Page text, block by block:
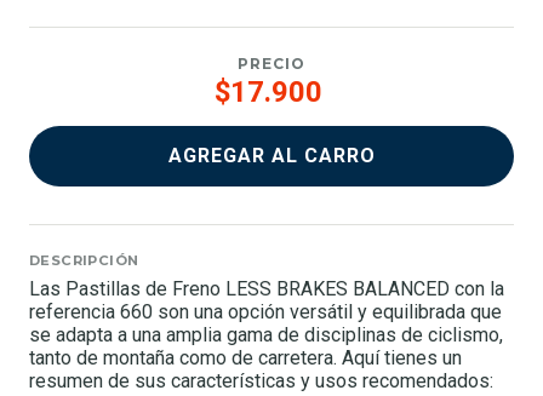
PRECIO
$17.900
AGREGAR AL CARRO
DESCRIPCIÓN
Las Pastillas de Freno LESS BRAKES BALANCED con la
referencia 660 son una opción versátil y equilibrada que
se adapta a una amplia gama de disciplinas de ciclismo,
tanto de montaña como de carretera. Aquí tienes un
resumen de sus características y usos recomendados: